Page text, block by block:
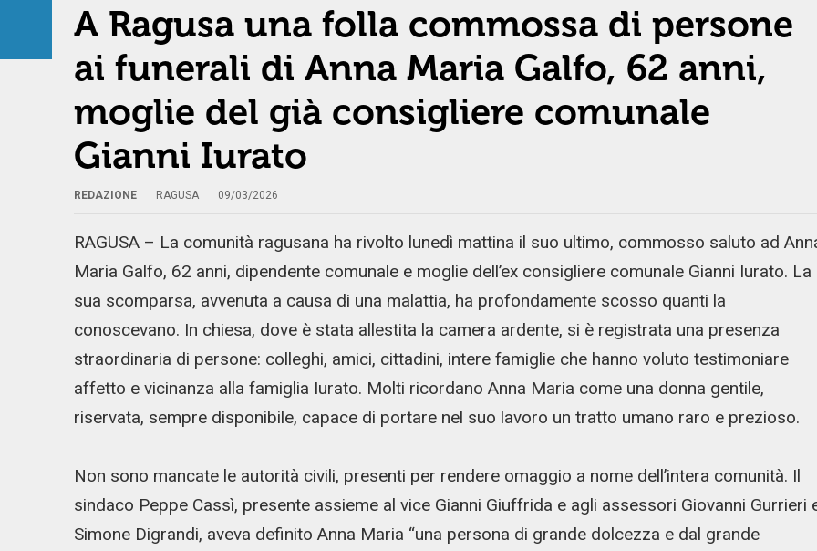
A Ragusa una folla commossa di persone
ai funerali di Anna Maria Galfo, 62 anni,
moglie del già consigliere comunale
Gianni Iurato
REDAZIONE RAGUSA 09/03/2026
RAGUSA – La comunità ragusana ha rivolto lunedì mattina il suo ultimo, commosso saluto ad
Maria Galfo, 62 anni, dipendente comunale e moglie dell’ex consigliere comunale Gianni Iurato. La
sua scomparsa, avvenuta a causa di una malattia, ha profondamente scosso quanti la
conoscevano. In chiesa, dove è stata allestita la camera ardente, si è registrata una presenza
straordinaria di persone: colleghi, amici, cittadini, intere famiglie che hanno voluto testimoniare
affetto e vicinanza alla famiglia Iurato. Molti ricordano Anna Maria come una donna gentile,
riservata, sempre disponibile, capace di portare nel suo lavoro un tratto umano raro e prezioso.
Non sono mancate le autorità civili, presenti per rendere omaggio a nome dell’intera comunità. Il
sindaco Peppe Cassì, presente assieme al vice Gianni Giuffrida e agli assessori Giovanni Gurrieri
Simone Digrandi, aveva definito Anna Maria “una persona di grande dolcezza e dal grande